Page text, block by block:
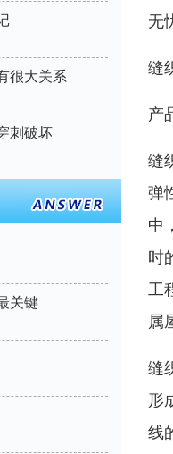
很大关系
刺破坏
关键
无
缝
产
缝
弹
中
时
工
属
缝
形
线